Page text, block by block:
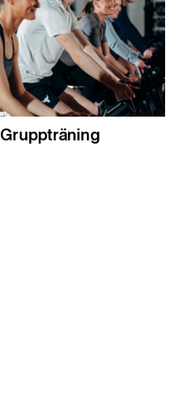
Gruppträning